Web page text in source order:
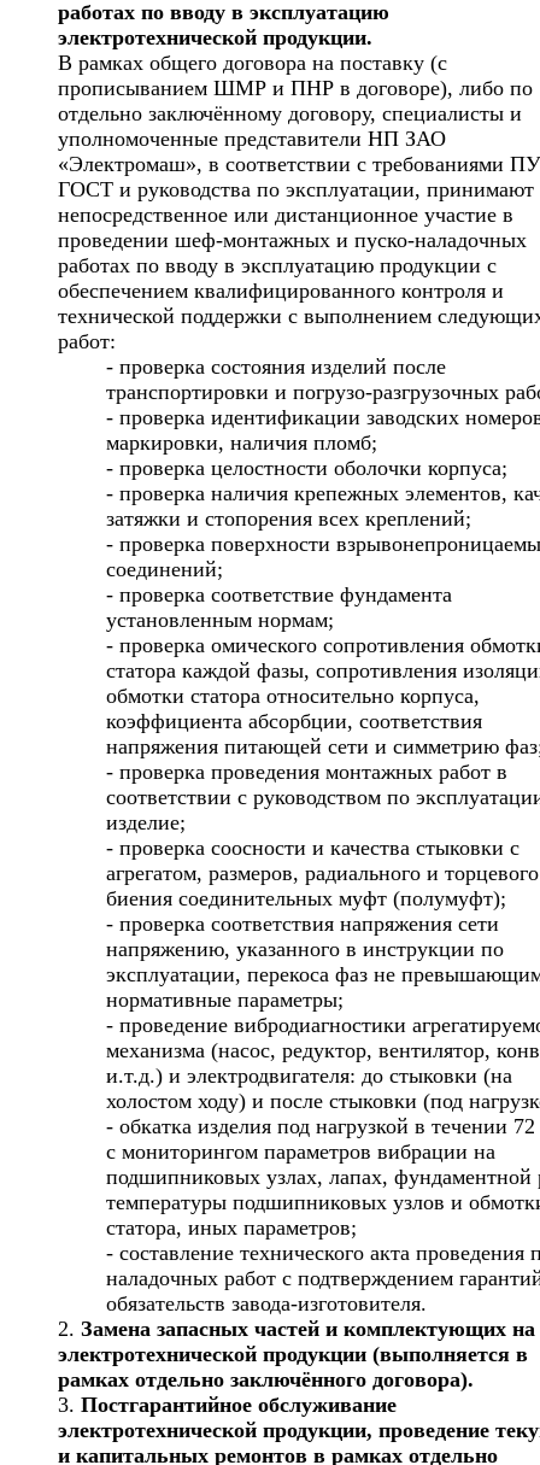
работах по вводу в эксплуатацию
электротехнической продукции.
В рамках общего договора на поставку (с
прописыванием ШМР и ПНР в договоре), либо по
отдельно заключённому договору, специалисты и
уполномоченные представители НП ЗАО
«Электромаш», в соответствии с требованиями
ГОСТ и руководства по эксплуатации, принимают
непосредственное или дистанционное участие в
проведении шеф-монтажных и пуско-наладочных
работах по вводу в эксплуатацию продукции с
обеспечением квалифицированного контроля и
технической поддержки с выполнением
работ:
- проверка состояния изделий после
транспортировки и погрузо-разгрузочных
- проверка идентификации заводских
маркировки, наличия пломб;
- проверка целостности оболочки корпуса;
- проверка наличия крепежных элементов,
затяжки и стопорения всех креплений;
- проверка поверхности
соединений;
- проверка соответствие фундамента
установленным нормам;
- проверка омического сопротивления
статора каждой фазы, сопротивления
обмотки статора относительно корпуса,
коэффициента абсорбции, соответствия
напряжения питающей сети и симметрию
- проверка проведения монтажных работ в
соответствии с руководством по
изделие;
- проверка соосности и качества стыковки с
агрегатом, размеров, радиального и торцевого
биения соединительных муфт (полумуфт);
- проверка соответствия напряжения сети
напряжению, указанного в инструкции по
эксплуатации, перекоса фаз не
нормативные параметры;
- проведение вибродиагностики
механизма (насос, редуктор, вентилятор,
и.т.д.) и электродвигателя: до стыковки (на
холостом ходу) и после стыковки (под
- обкатка изделия под нагрузкой в течении 72
с мониторингом параметров вибрации на
подшипниковых узлах, лапах, фундаментной
температуры подшипниковых узлов и
статора, иных параметров;
- составление технического акта проведения
наладочных работ с подтверждением
обязательств завода-изготовителя.
Замена запасных частей и комплектующих на
электротехнической продукции (выполняется в
рамках отдельно заключённого договора).
Постгарантийное обслуживание
электротехнической продукции, проведение
и капитальных ремонтов в рамках отдельно